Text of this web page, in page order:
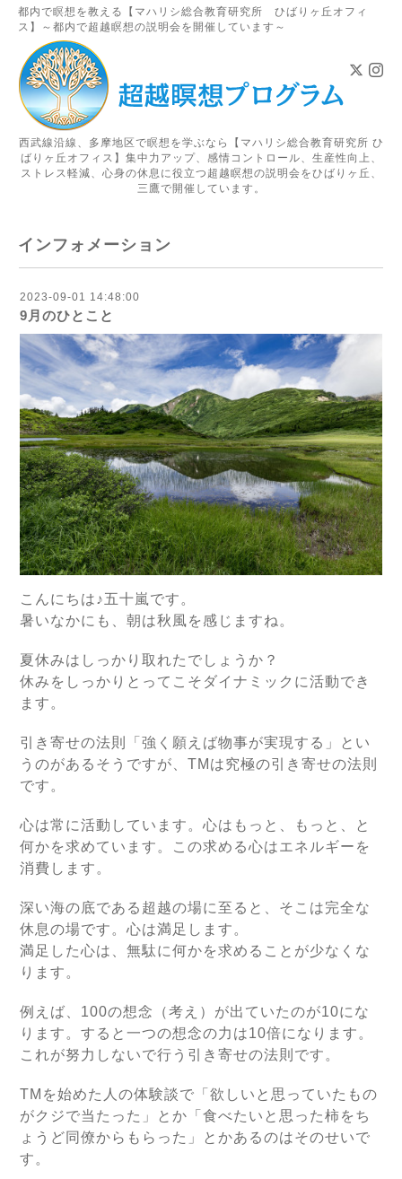
都内で瞑想を教える【マハリシ総合教育研究所 ひばりヶ丘オフィ
ス】～都内で超越瞑想の説明会を開催しています～
西武線沿線、多摩地区で瞑想を学ぶなら【マハリシ総合教育研究所 ひ
ばりヶ丘オフィス】集中力アップ、感情コントロール、生産性向上、
ストレス軽減、心身の休息に役立つ超越瞑想の説明会をひばりヶ丘、
三鷹で開催しています。
インフォメーション
2023-09-01 14:48:00
9月のひとこと
こんにちは♪五十嵐です。
暑いなかにも、朝は秋風を感じますね。
夏休みはしっかり取れたでしょうか？
休みをしっかりとってこそダイナミックに活動でき
ます。
引き寄せの法則「強く願えば物事が実現する」とい
うのがあるそうですが、TMは究極の引き寄せの法則
です。
心は常に活動しています。心はもっと、もっと、と
何かを求めています。この求める心はエネルギーを
消費します。
深い海の底である超越の場に至ると、そこは完全な
休息の場です。心は満足します。
満足した心は、無駄に何かを求めることが少なくな
ります。
例えば、100の想念（考え）が出ていたのが10にな
ります。すると一つの想念の力は10倍になります。
これが努力しないで行う引き寄せの法則です。
TMを始めた人の体験談で「欲しいと思っていたもの
がクジで当たった」とか「食べたいと思った柿をち
ょうど同僚からもらった」とかあるのはそのせいで
す。